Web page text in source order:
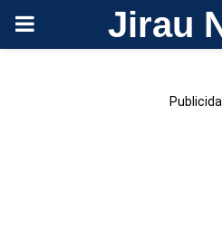
PRIMARY Jirau